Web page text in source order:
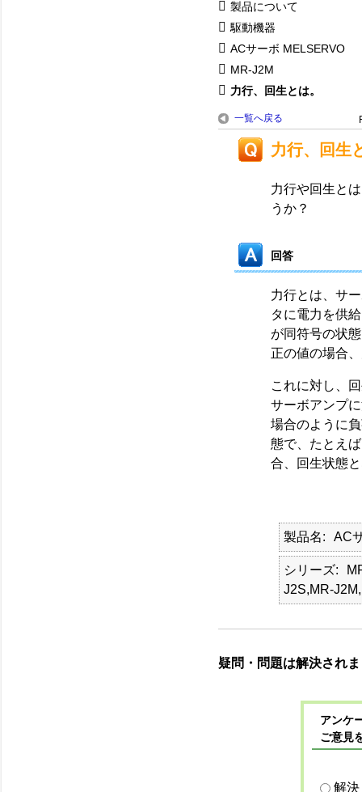
製品について
駆動機器
ACサーボ MELSERVO
MR-J2M
力行、回生とは。
一覧へ戻る
力行、回生
力行や回生と
うか？
回答
力行とは、サ
タに電力を供
が同符号の状
正の値の場合
これに対し、
サーボアンプ
場合のように
態で、たとえ
合、回生状態
製品名 AC
シリーズ
J2S,MR-
疑問・問題は解決され
アンケ
ご意見
解